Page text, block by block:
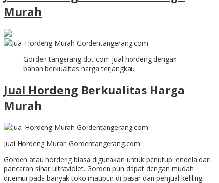
Murah
Gorden tangerang dot com jual hordeng dengan
bahan berkualitas harga terjangkau
Jual Hordeng Berkualitas Harga
Murah
Jual Hordeng Murah Gordentangerang.com
Gorden atau hordeng biasa digunakan untuk penutup jendela dari
pancaran sinar ultraviolet. Gorden pun dapat dengan mudah
ditemui pada banyak toko maupun di pasar dan penjual keliling.